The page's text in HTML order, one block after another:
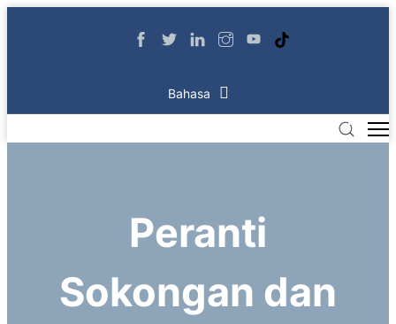
Bahasa
Peranti
Sokongan dan